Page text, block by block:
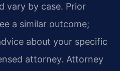
vary by case. Prior
a similar outcome;
about your specific
attorney. Attorney